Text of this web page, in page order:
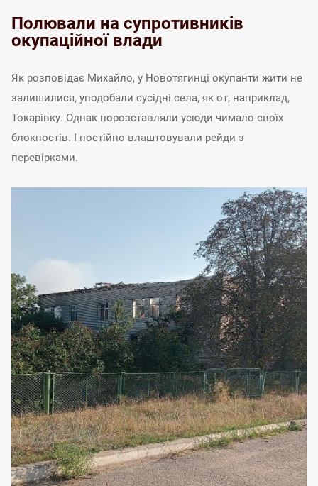
Полювали на супротивників
окупаційної влади
Як розповідає Михайло, у Новотягинці окупанти жити не
залишилися, уподобали сусідні села, як от, наприклад,
Токарівку. Однак порозставляли усюди чимало своїх
блокпостів. І постійно влаштовували рейди з
перевірками.